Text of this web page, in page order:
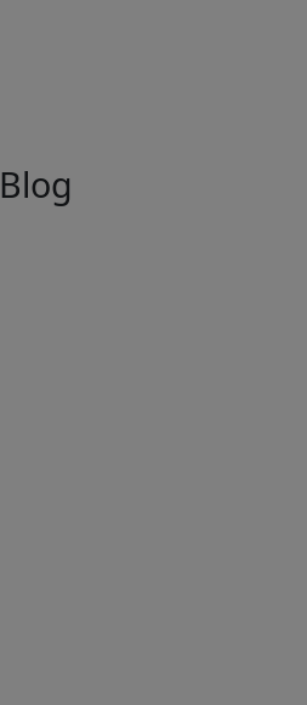
Blog